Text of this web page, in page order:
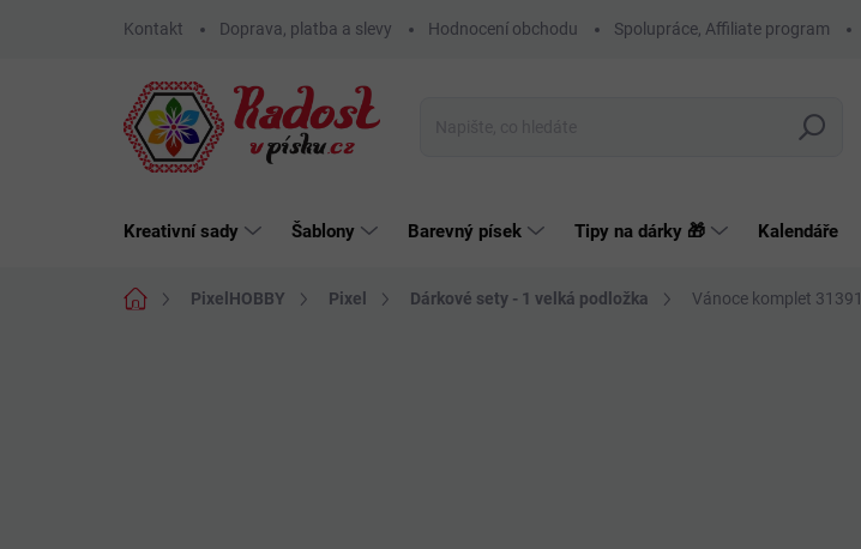
Kontakt Doprava, platba a slevy Hodnocení obchodu Spolupráce, Affiliate program
Hledat
Kreativní sady Šablony Barevný písek Tipy na dárky 🎁 Kalendáře
Domů PixelHOBBY Pixel Dárkové sety - 1 velká podložka Vánoce komplet 31391